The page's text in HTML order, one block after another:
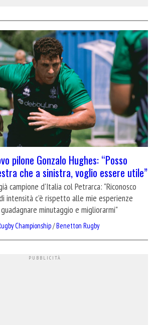
pilone Gonzalo Hughes: “Posso
che a sinistra, voglio essere utile”
campione d'Italia col Petrarca: "Riconosco
intensità c'è rispetto alle mie esperienze
minutaggio e migliorarmi"
Championship/Benetton Rugby